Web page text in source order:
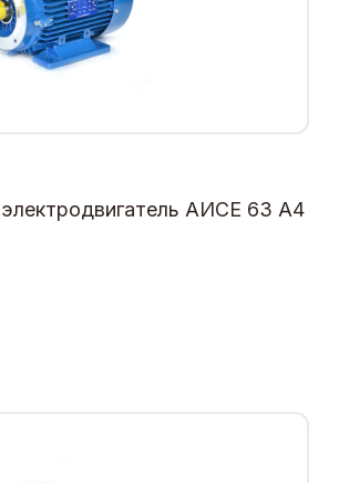
АИСЕ 63 А4